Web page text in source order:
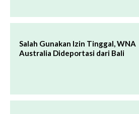
Salah Gunakan Izin Tinggal, WNA
Australia Dideportasi dari Bali